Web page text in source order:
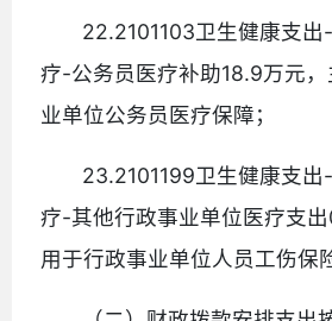
22.2101103卫生健康支
疗-公务员医疗补助18.9万元
业单位公务员医疗保障；
23.2101199卫生健康支
疗-其他行政事业单位医疗支
用于行政事业单位人员工伤保